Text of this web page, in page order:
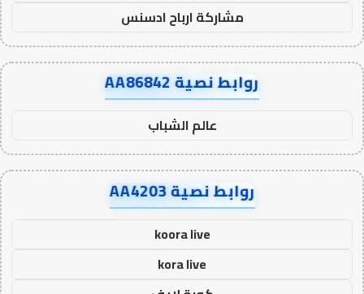
مشاركة ارباح ادسنس
روابط نصية AA86842
عالم الشباب
روابط نصية AA4203
koora live
kora live